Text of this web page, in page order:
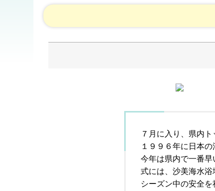
７月に入り、県内
１９９６年に日本
今年は県内で一番早
式には、沙美海水浴
シーズン中の安全を